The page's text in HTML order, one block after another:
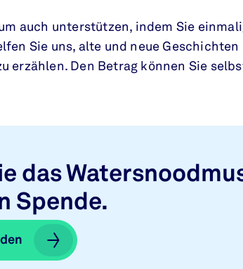
auch unterstützen, indem Sie
Sie uns, alte und neue Geschichten
erzählen. Den Betrag können Sie
das
Spende.